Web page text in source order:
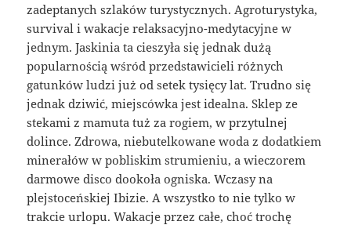
zadeptanych szlaków turystycznych. Agroturystyka,
survival i wakacje relaksacyjno-medytacyjne w
jednym. Jaskinia ta cieszyła się jednak dużą
popularnością wśród przedstawicieli różnych
gatunków ludzi już od setek tysięcy lat. Trudno się
jednak dziwić, miejscówka jest idealna. Sklep ze
stekami z mamuta tuż za rogiem, w przytulnej
dolince. Zdrowa, niebutelkowane woda z dodatkiem
minerałów w pobliskim strumieniu, a wieczorem
darmowe disco dookoła ogniska. Wczasy na
plejstoceńskiej Ibizie. A wszystko to nie tylko w
trakcie urlopu. Wakacje przez całe, choć trochę